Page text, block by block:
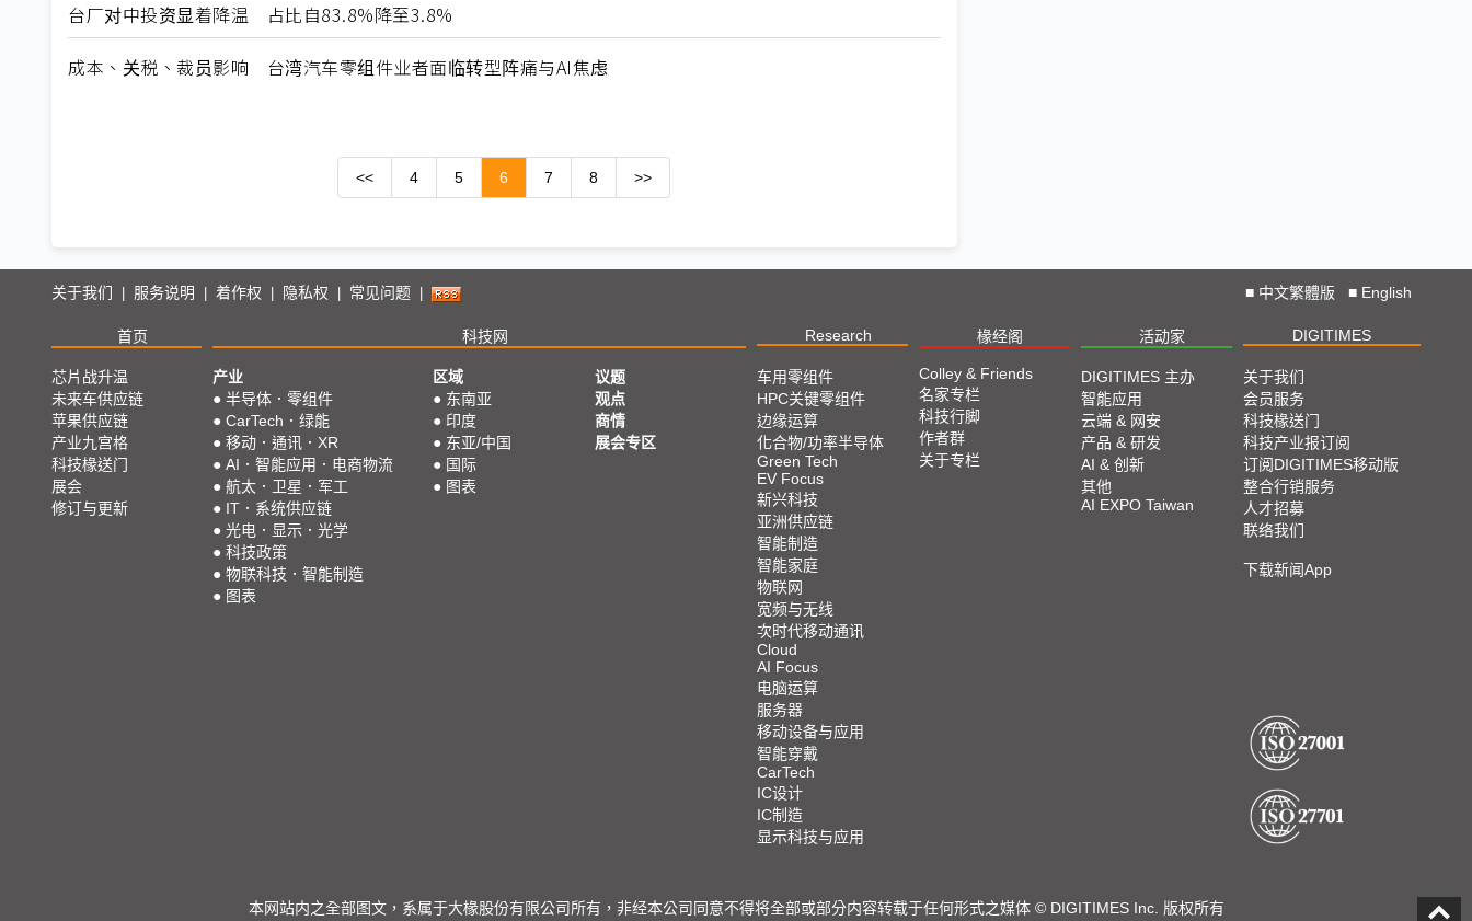
台厂对中投资显着降温 占比自83.8%降至3.8%
成本、关税、裁员影响 台湾汽车零组件业者面临转型阵痛与AI焦虑
<< 4 5 6 7 8 >>
关于我们 服务说明 着作权 隐私权 常见问题 ■ 中文繁體版 ■ English
首页 科技网 Research 椽经阁 活动家 DIGITIMES
芯片战升温
未来车供应链
苹果供应链
产业九宫格
科技椽送门
展会
修订与更新
产业
● 半导体．零组件
● CarTech．绿能
● 移动．通讯．XR
● AI．智能应用．电商物流
● 航太．卫星．军工
● IT．系统供应链
● 光电．显示．光学
● 科技政策
● 物联科技．智能制造
● 图表
区域
● 东南亚
● 印度
● 东亚/中国
● 国际
● 图表
议题
观点
商情
展会专区
车用零组件
HPC关键零组件
边缘运算
化合物/功率半导体
Green Tech
EV Focus
新兴科技
亚洲供应链
智能制造
智能家庭
物联网
宽频与无线
次时代移动通讯
Cloud
AI Focus
电脑运算
服务器
移动设备与应用
智能穿戴
CarTech
IC设计
IC制造
显示科技与应用
Colley & Friends
名家专栏
科技行脚
作者群
关于专栏
DIGITIMES 主办
智能应用
云端 & 网安
产品 & 研发
AI & 创新
其他
AI EXPO Taiwan
关于我们
会员服务
科技椽送门
科技产业报订阅
订阅DIGITIMES移动版
整合行销服务
人才招募
联络我们
下载新闻App
本网站内之全部图文，系属于大椽股份有限公司所有，非经本公司同意不得将全部或部分内容转载于任何形式之媒体 © DIGITIMES Inc. 版权所有